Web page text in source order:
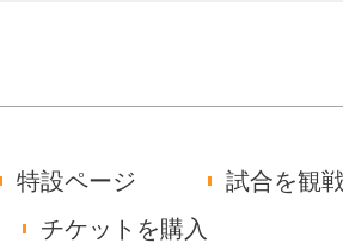
特設ページ
試合を観
チケットを購入